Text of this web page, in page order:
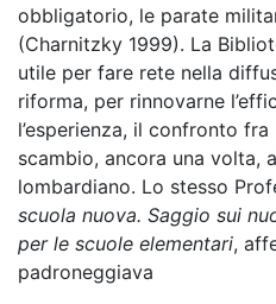
obbligatorio, le parate
(Charnitzky 1999). La
utile per fare rete nella
riforma, per rinnovarne
l’esperienza, il confronto
scambio, ancora una volta,
lombardiano. Lo stesso
scuola nuova. Saggio sui
per le scuole elementari,
padroneggiava